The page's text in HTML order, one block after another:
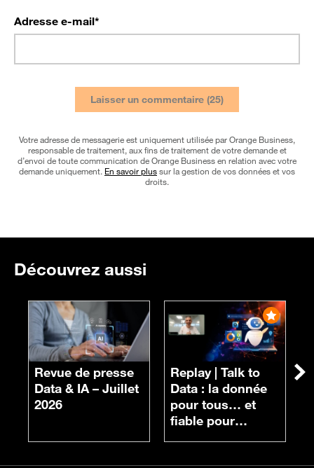
Adresse e-mail*
Votre adresse de messagerie est uniquement utilisée par Orange Business,
responsable de traitement, aux fins de traitement de votre demande et
d’envoi de toute communication de Orange Business en relation avec votre
demande uniquement. En savoir plussur la gestion de vos données et vos
droits.
Découvrez aussi
Revue de presse
Data & IA – Juillet
2026
Replay |
Data : la donnée
pour tous… et
fiable pour